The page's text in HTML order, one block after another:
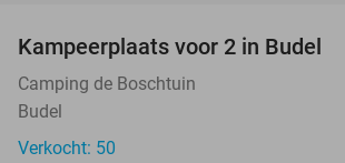
Kampeerplaats voor 2 in Budel
Camping de Boschtuin
Budel
Verkocht: 50